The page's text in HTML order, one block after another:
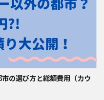
の選び方と総額費用（カウ